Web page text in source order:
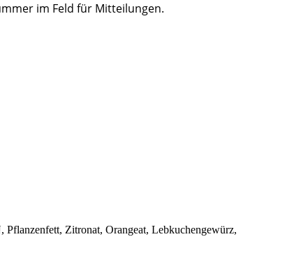
im Feld für Mitteilungen.
Zitronat, Orangeat, Lebkuchengewürz,